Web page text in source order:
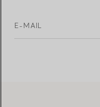
E-MAIL